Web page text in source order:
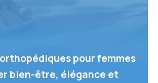
pour femmes
bien-être, élégance et